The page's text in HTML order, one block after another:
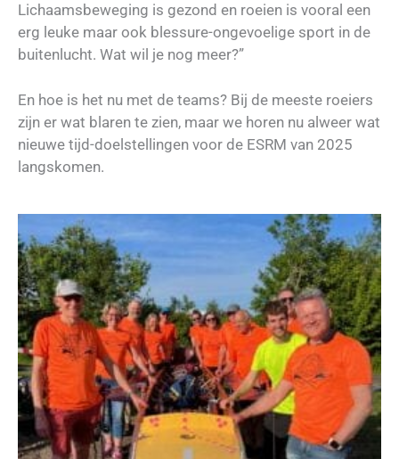
Lichaamsbeweging is gezond en roeien is vooral een
erg leuke maar ook blessure-ongevoelige sport in de
buitenlucht. Wat wil je nog meer?”
En hoe is het nu met de teams? Bij de meeste roeiers
zijn er wat blaren te zien, maar we horen nu alweer wat
nieuwe tijd-doelstellingen voor de ESRM van 2025
langskomen.